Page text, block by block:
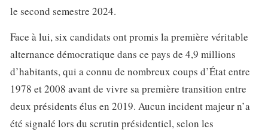
le second semestre 2024.
Face à lui, six candidats ont promis la première véritable
alternance démocratique dans ce pays de 4,9 millions
d’habitants, qui a connu de nombreux coups d’État entre
1978 et 2008 avant de vivre sa première transition entre
deux présidents élus en 2019. Aucun incident majeur n’a
été signalé lors du scrutin présidentiel, selon les